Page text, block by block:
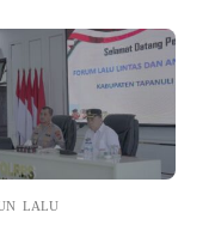
LALU